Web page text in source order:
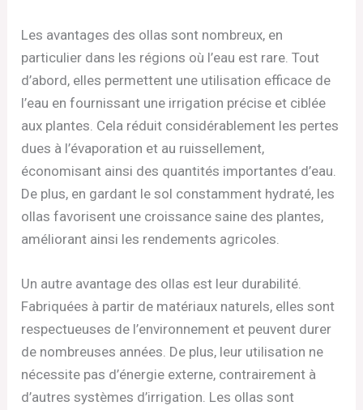
Les avantages des ollas sont nombreux, en
particulier dans les régions où l’eau est rare. Tout
d’abord, elles permettent une utilisation efficace de
l’eau en fournissant une irrigation précise et ciblée
aux plantes. Cela réduit considérablement les pertes
dues à l’évaporation et au ruissellement,
économisant ainsi des quantités importantes d’eau.
De plus, en gardant le sol constamment hydraté, les
ollas favorisent une croissance saine des plantes,
améliorant ainsi les rendements agricoles.
Un autre avantage des ollas est leur durabilité.
Fabriquées à partir de matériaux naturels, elles sont
respectueuses de l’environnement et peuvent durer
de nombreuses années. De plus, leur utilisation ne
nécessite pas d’énergie externe, contrairement à
d’autres systèmes d’irrigation. Les ollas sont